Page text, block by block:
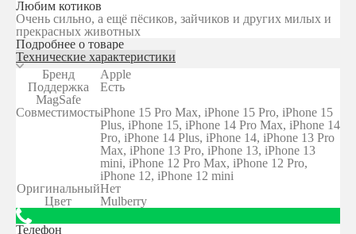
Любим котиков
Очень сильно, а ещё пёсиков, зайчиков и других милых и
прекрасных животных
Подробнее о товаре
Технические характеристики
Бренд
Apple
Поддержка
MagSafe
Есть
СовместимостьiPhone 15 Pro Max, iPhone 15 Pro, iPhone 15
Plus, iPhone 15, iPhone 14 Pro Max, iPhone 14
Pro, iPhone 14 Plus, iPhone 14, iPhone 13 Pro
Max, iPhone 13 Pro, iPhone 13, iPhone 13
mini, iPhone 12 Pro Max, iPhone 12 Pro,
iPhone 12, iPhone 12 mini
ОригинальныйНет
Цвет
Mulberry
Телефон